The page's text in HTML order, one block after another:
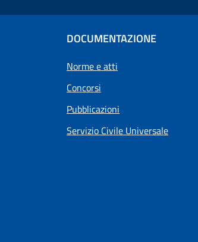
DOCUMENTAZIONE
Norme e atti
Concorsi
Pubblicazioni
Servizio Civile Universale